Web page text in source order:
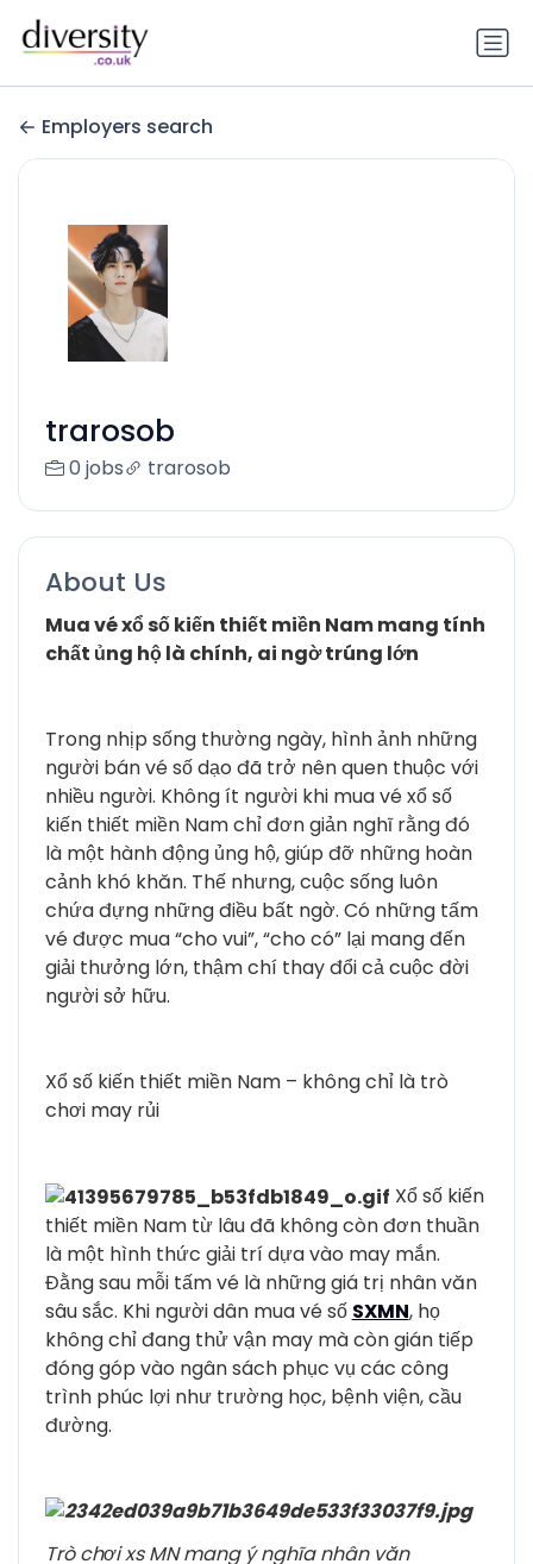
Employers search
trarosob
0 jobs trarosob
About Us
Mua vé xổ số kiến thiết miền Nam mang tính
chất ủng hộ là chính, ai ngờ trúng lớn
Trong nhịp sống thường ngày, hình ảnh những
người bán vé số dạo đã trở nên quen thuộc với
nhiều người. Không ít người khi mua vé xổ số
kiến thiết miền Nam chỉ đơn giản nghĩ rằng đó
là một hành động ủng hộ, giúp đỡ những hoàn
cảnh khó khăn. Thế nhưng, cuộc sống luôn
chứa đựng những điều bất ngờ. Có những tấm
vé được mua “cho vui”, “cho có” lại mang đến
giải thưởng lớn, thậm chí thay đổi cả cuộc đời
người sở hữu.
Xổ số kiến thiết miền Nam – không chỉ là trò
chơi may rủi
Xổ số kiến
thiết miền Nam từ lâu đã không còn đơn thuần
là một hình thức giải trí dựa vào may mắn.
Đằng sau mỗi tấm vé là những giá trị nhân văn
sâu sắc. Khi người dân mua vé số SXMN, họ
không chỉ đang thử vận may mà còn gián tiếp
đóng góp vào ngân sách phục vụ các công
trình phúc lợi như trường học, bệnh viện, cầu
đường.
Trò chơi xs MN mang ý nghĩa nhân văn